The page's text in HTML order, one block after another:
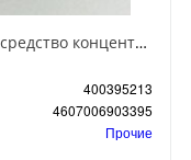
Циперметрин Профессиональное средство концентрат эмульсии 25% для уничтожения тараканов, мух,комаров, блох, клопов, муравьев, ос 50 мл
400395213
4607006903395
Прочие